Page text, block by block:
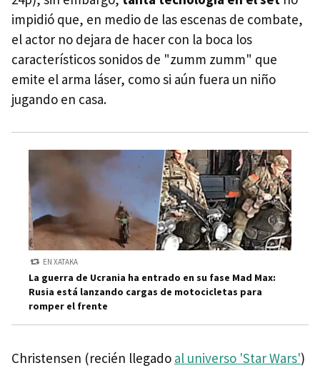
impidió que, en medio de las escenas de combate,
el actor no dejara de hacer con la boca los
característicos sonidos de "zumm zumm" que
emite el arma láser, como si aún fuera un niño
jugando en casa.
EN XATAKA
La guerra de Ucrania ha entrado en su fase Mad Max:
Rusia está lanzando cargas de motocicletas para
romper el frente
Christensen (recién llegado al universo 'Star Wars')